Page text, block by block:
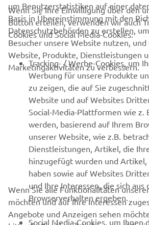
UNTERNEHMEN
B2B
MEHR VON YAMAHA
SUPPORT
NEWSLETTER
Erfahre als Erster von den neuesten
Sonderveranstaltungen, Neuerscheinungen
um Benutzerstatistiken auf einer
Basis in Übereinstimmung mit den
Datenschutzbehörden zu erstellen,
Besucher unsere Website nutzen, und
Website, Produkte, Dienstleistungen
Marketingaktivitäten zu verbessern.
Wenn Sie Ihre Einwilligung über den
Button erteilen, verwenden wir auch
Cookies und Social Media-Cookies:
Tracking- / Werbe-Cookies, um
Werbung für unsere Produkte
zu zeigen, die auf Sie
Website und auf Websites
Social-Media-Plattformen wie z.
werden, basierend auf Ihrem
unserer Website, wie z.B.
Dienstleistungen, Artikel, die
hinzugefügt wurden und
haben sowie auf Websites
und Ihre Interessen, die sich aus
Browserverhalten ergeben.
Social Media-Cookies, um Ihnen
Wenn Sie alle Funktionalitäten
möchten und auf Ihre Interessen
Angebote und Anzeigen sehen